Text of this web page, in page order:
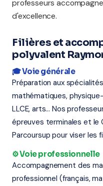
professeurs
d'excellence.
Filières et
polyvalent
🎓 Voie générale
Préparation aux
mathématiques, physique-
LLCE, arts... Nos
épreuves terminales et le
Parcoursup pour viser les
⚙️ Voie professionnelle
Accompagnement des
professionnel (français,